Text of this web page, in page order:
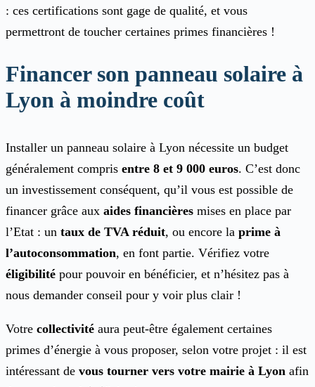
: ces certifications sont gage de qualité, et vous
permettront de toucher certaines primes financières !
Financer son panneau solaire à
Lyon à moindre coût
Installer un panneau solaire à Lyon nécessite un budget
généralement compris entre 8 et 9 000 euros. C’est donc
un investissement conséquent, qu’il vous est possible de
financer grâce aux aides financières mises en place par
l’Etat : un taux de TVA réduit, ou encore la prime à
l’autoconsommation, en font partie. Vérifiez votre
éligibilité pour pouvoir en bénéficier, et n’hésitez pas à
nous demander conseil pour y voir plus clair !
Votre collectivité aura peut-être également certaines
primes d’énergie à vous proposer, selon votre projet : il est
intéressant de vous tourner vers votre mairie à Lyon afin